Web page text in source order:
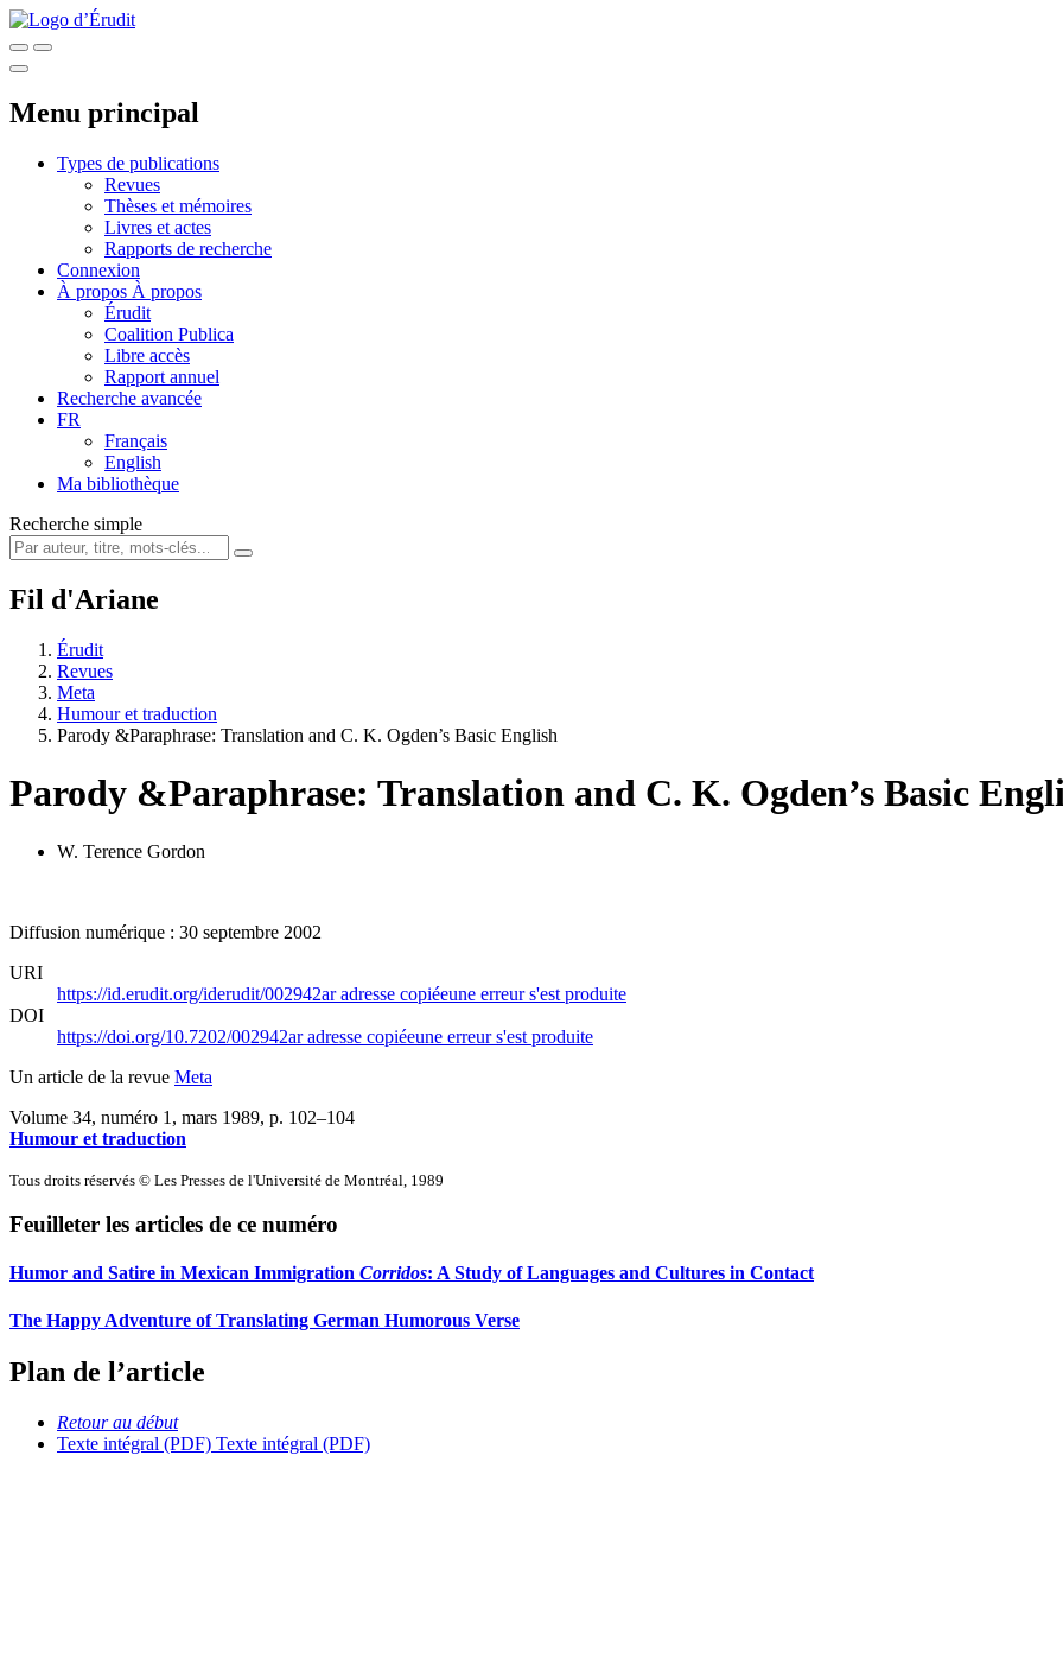
Menu principal
Types de publications
Revues
Thèses et mémoires
Livres et actes
Rapports de recherche
Connexion
À propos À propos
Érudit
Coalition Publica
Libre accès
Rapport annuel
Recherche avancée
FR
Français
English
Ma bibliothèque
Recherche simple
Fil d'Ariane
Érudit
Revues
Meta
Humour et traduction
Parody &Paraphrase: Translation and C. K. Ogden’s Basic English
Parody &Paraphrase: Translation and C. K. Ogden’s Basic
W. Terence Gordon
Diffusion numérique : 30 septembre 2002
URI
https://id.erudit.org/iderudit/002942aradresse copiéeune erreur s'est produite
DOI
https://doi.org/10.7202/002942aradresse copiéeune erreur s'est produite
Un article de la revue Meta
Volume 34, numéro 1, mars 1989, p. 102–104
Humour et traduction
Tous droits réservés © Les Presses de l'Université de Montréal, 1989
Feuilleter les articles de ce numéro
Humor and Satire in Mexican Immigration Corridos: A Study of Languages and Cultures in Contact
The Happy Adventure of Translating German Humorous Verse
Plan de l’article
Retour au début
Texte intégral (PDF) Texte intégral (PDF)